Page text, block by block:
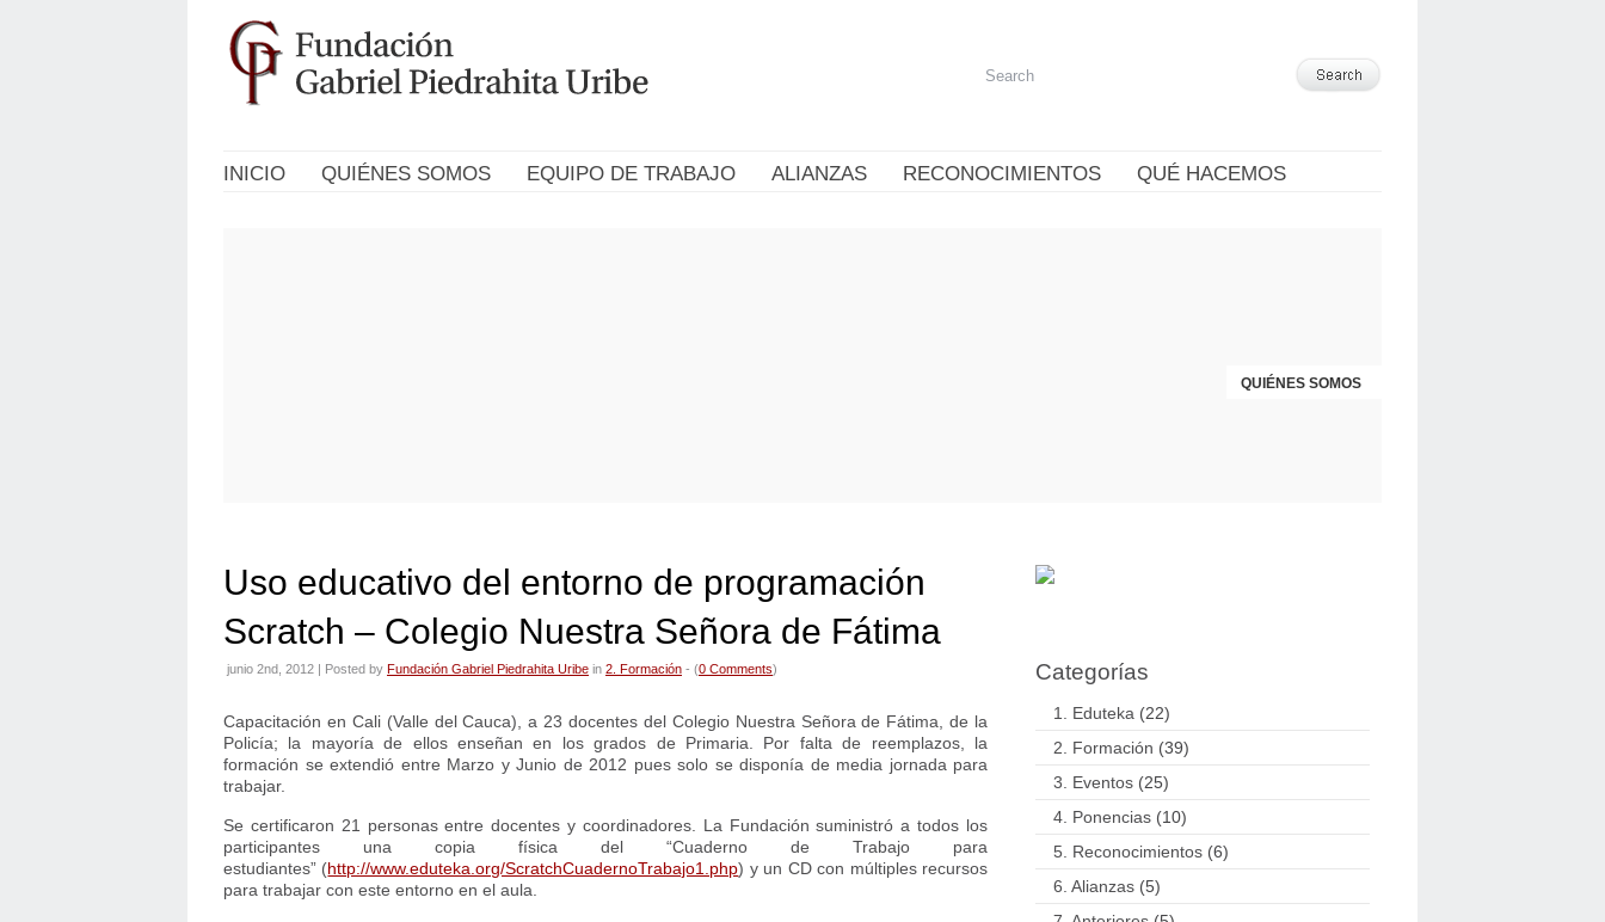
INICIO QUIÉNES SOMOS EQUIPO DE TRABAJO ALIANZAS RECONOCIMIENTOS QUÉ HACEMOS
QUIÉNES SOMOS
Uso educativo del entorno de programación
Scratch – Colegio Nuestra Señora de Fátima
junio 2nd, 2012 | Posted by Fundación Gabriel Piedrahita Uribe in 2. Formación - (0 Comments)
Capacitación en Cali (Valle del Cauca), a 23 docentes del Colegio Nuestra Señora de Fátima, de la
Policía; la mayoría de ellos enseñan en los grados de Primaria. Por falta de reemplazos, la
formación se extendió entre Marzo y Junio de 2012 pues solo se disponía de media jornada para
trabajar.
Se certificaron 21 personas entre docentes y coordinadores. La Fundación suministró a todos los
participantes una copia física del “Cuaderno de Trabajo para
estudiantes” (http://www.eduteka.org/ScratchCuadernoTrabajo1.php) y un CD con múltiples recursos
para trabajar con este entorno en el aula.
Categorías
1. Eduteka (22)
2. Formación (39)
3. Eventos (25)
4. Ponencias (10)
5. Reconocimientos (6)
6. Alianzas (5)